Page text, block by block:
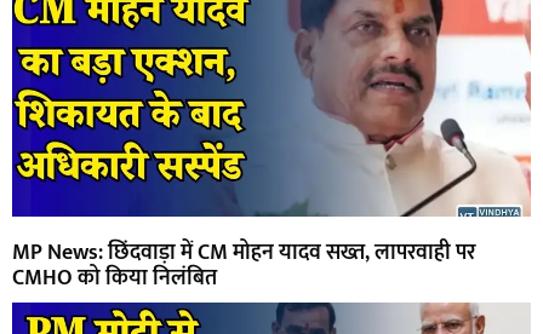
MP News: छिंदवाड़ा में CM मोहन यादव सख्त, लापरवाही पर
CMHO को किया निलंबित